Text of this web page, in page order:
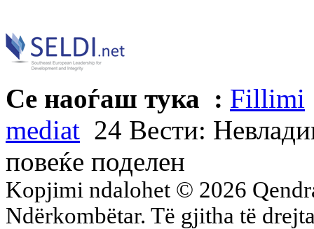
Се наоѓаш тука : Fillimi
mediat 24 Вести:
повеќе поделен
Kopjimi ndalohet © 2026
Ndërkombëtar. Të gjitha të